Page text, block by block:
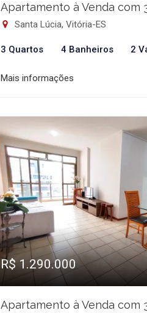
Apartamento à Venda com
Santa Lúcia, Vitória-ES
3 Quartos 4 Banheiros 2
Mais informações
R$ 1.290.000
Apartamento à Venda com